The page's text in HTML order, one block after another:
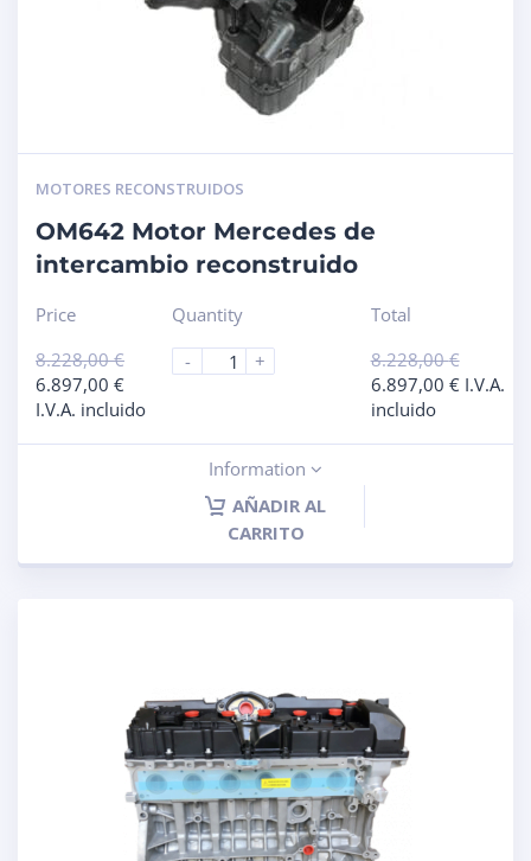
MOTORES RECONSTRUIDOS
OM642 Motor Mercedes de
intercambio reconstruido
Price
8.228,00€
6.897,00 €
I.V.A. incluido
Quantity
-
+
Total
8.228,00€
6.897,00 € I.V.A.
incluido
Information
AÑADIR AL
CARRITO